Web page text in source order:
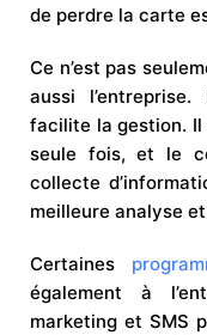
de perdre la carte
Ce n’est pas
aussi
facilite la gestion.
seule fois, et le
collecte
meilleure analyse
Certaines
également à
marketing et SMS